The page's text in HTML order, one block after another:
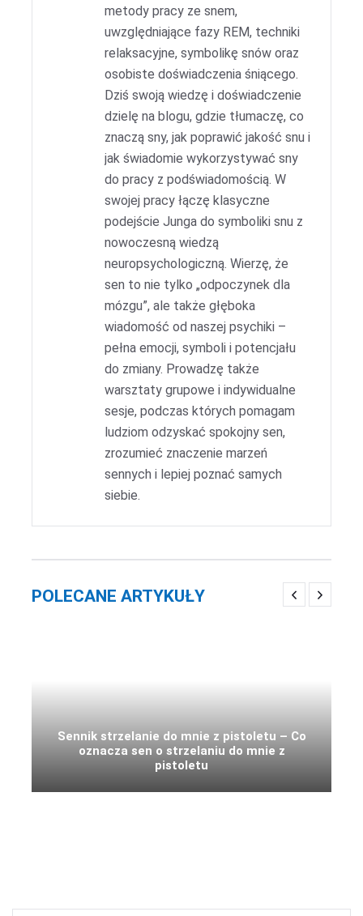
metody pracy ze snem,
uwzględniające fazy REM, techniki
relaksacyjne, symbolikę snów oraz
osobiste doświadczenia śniącego.
Dziś swoją wiedzę i doświadczenie
dzielę na blogu, gdzie tłumaczę, co
znaczą sny, jak poprawić jakość snu i
jak świadomie wykorzystywać sny
do pracy z podświadomością. W
swojej pracy łączę klasyczne
podejście Junga do symboliki snu z
nowoczesną wiedzą
neuropsychologiczną. Wierzę, że
sen to nie tylko „odpoczynek dla
mózgu”, ale także głęboka
wiadomość od naszej psychiki –
pełna emocji, symboli i potencjału
do zmiany. Prowadzę także
warsztaty grupowe i indywidualne
sesje, podczas których pomagam
ludziom odzyskać spokojny sen,
zrozumieć znaczenie marzeń
sennych i lepiej poznać samych
siebie.
POLECANE ARTYKUŁY
Sennik strzelanie do mnie z pistoletu – Co
oznacza sen o strzelaniu do mnie z
pistoletu